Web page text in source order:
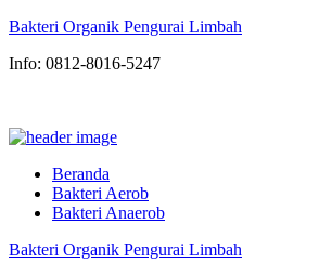
Bakteri Organik Pengurai Limbah
Info: 0812-8016-5247
Beranda
Bakteri Aerob
Bakteri Anaerob
Bakteri Organik Pengurai Limbah